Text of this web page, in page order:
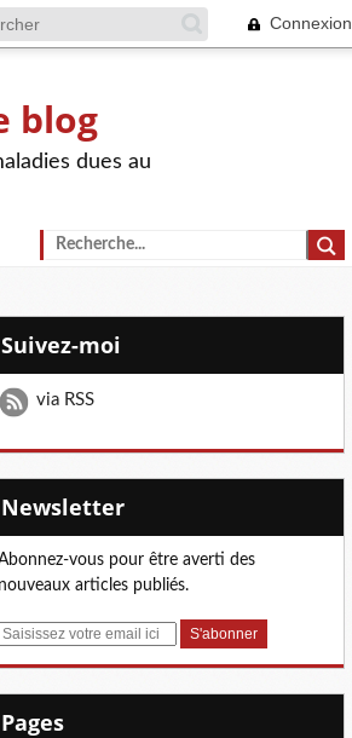
Connexion
blog
dues au
Suivez-moi
via RSS
Newsletter
vous pour être averti des
nouveaux articles publiés.
E
Pages